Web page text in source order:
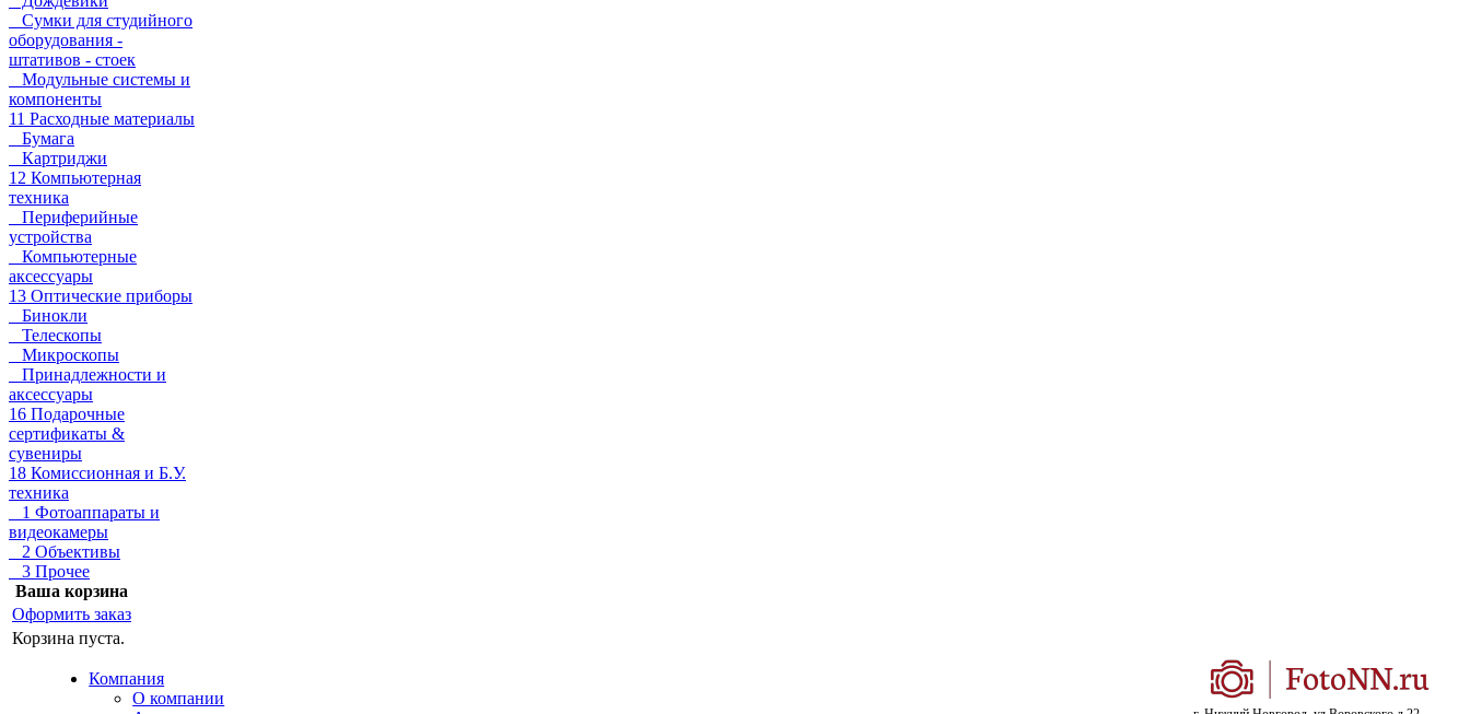
Сумки для студийного
оборудования -
штативов - стоек
Модульные системы и
компоненты
11 Расходные материалы
Бумага
Картриджи
12 Компьютерная
техника
Периферийные
устройства
Компьютерные
аксессуары
13 Оптические приборы
Бинокли
Телескопы
Микроскопы
Принадлежности и
аксессуары
16 Подарочные
сертификаты &
сувениры
18 Комиссионная и Б.У.
техника
1 Фотоаппараты и
видеокамеры
2 Объективы
3 Прочее
Ваша корзина
Оформить заказ
Корзина пуста.
Компания
О компании